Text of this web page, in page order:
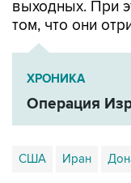
выходных. При
том, что они
ХРОНИКА
Операция
США Иран